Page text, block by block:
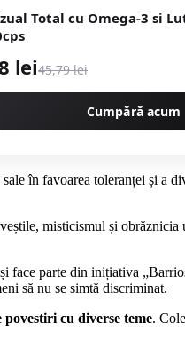
Total cu Omega-3 si
lei45,79 lei
Cumpără acum
în favoarea toleranței și a
misticismul și
și face parte din inițiativa
să nu se simtă discriminat.
cu diverse teme.